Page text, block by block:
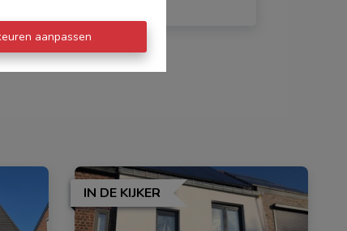
aanpassen
IN DE KIJKER